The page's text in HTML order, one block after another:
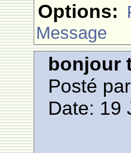
Options:
Message
bonjour
Posté
Date: 19